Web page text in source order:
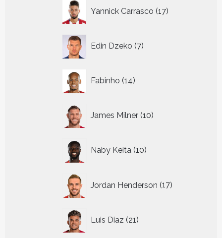
Yannick Carrasco 17
producten
Edin Dzeko 7
producten
Fabinho 14
producten
James Milner 10
producten
Naby Keita 10
producten
Jordan Henderson 17
producten
Luis Diaz 21
producten